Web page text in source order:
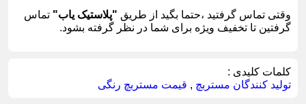
وقتی تماس گرفتید ،حتما بگید از طریق "پلاستیک یاب" تماس
گرفتین تا تخفیف ویژه برای شما در نظر گرفته بشود.
کلمات کلیدی :
تولید کنندگان مستربچ , قیمت مستربچ رنگی